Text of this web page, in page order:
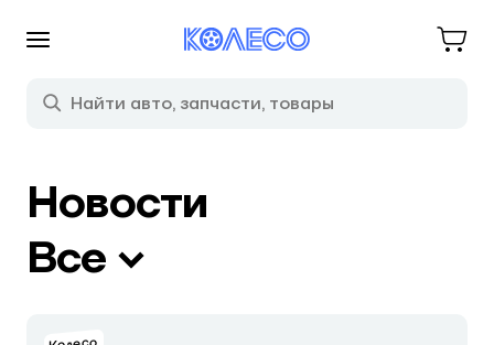
Новости
Все